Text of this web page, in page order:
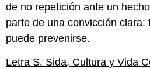
de no repetición ante un
parte de una convicción clara:
puede prevenirse.
Letra S. Sida, Cultura y Vida